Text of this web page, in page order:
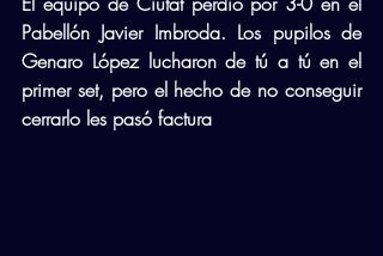
Pabellón Javier Imbroda. Los pupilos de
Genaro López lucharon de tú a tú en el
primer set, pero el hecho de no conseguir
cerrarlo les pasó factura